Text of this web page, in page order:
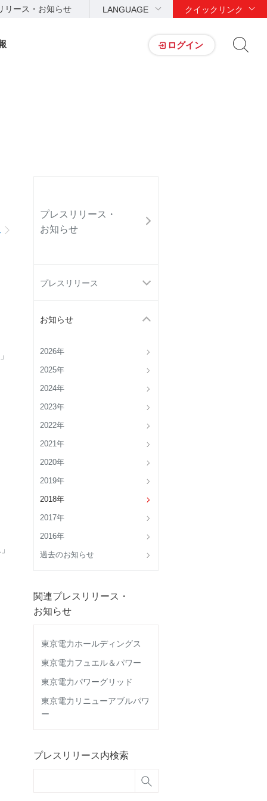
リース・お知らせ LANGUAGE クイックリンク
ログイン
プレスリリース・
お知らせ
プレスリリース
お知らせ
2026年
2025年
2024年
2023年
2022年
2021年
2020年
2019年
2018年
2017年
2016年
過去のお知らせ
関連プレスリリース・
お知らせ
東京電力ホールディングス
東京電力フュエル＆パワー
東京電力パワーグリッド
東京電力リニューアブルパワ
ー
プレスリリース内検索